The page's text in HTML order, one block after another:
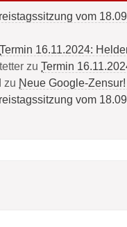
vom
Termin 16.11.2024:
zu Termin
zu Neue Google-
vom